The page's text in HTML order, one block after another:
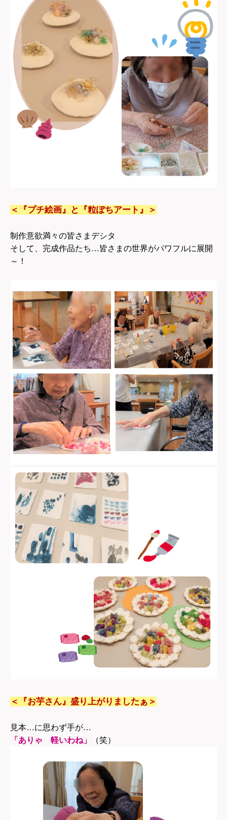
＜『プチ絵画』と『粒ぽちアート』＞
制作意欲満々の皆さまデシタ
そして、完成作品たち…皆さまの世界がパワフルに展開
～！
＜『お芋さん』盛り上がりましたぁ＞
見本…に思わず手が…
「ありゃ 軽いわね」
（笑）